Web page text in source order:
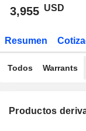
3,955 USD
Resumen
Todos Warrants
Productos